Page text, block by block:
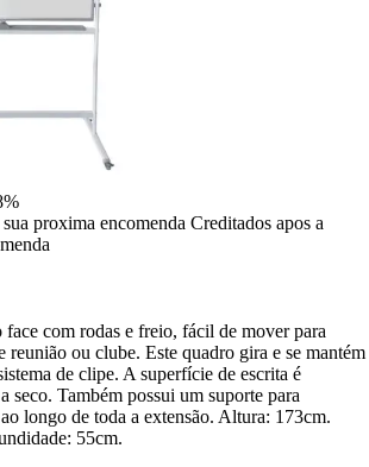
proxima encomenda Creditados apos a
com rodas e freio, fácil de mover para
reunião ou clube. Este quadro gira e se mantém
de clipe. A superfície de escrita é
seco. Também possui um suporte para
longo de toda a extensão. Altura: 173cm.
55cm.